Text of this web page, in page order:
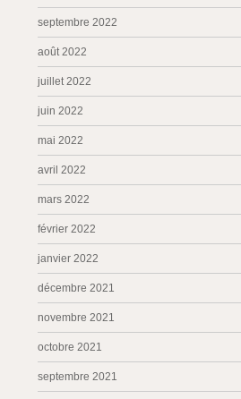
septembre 2022
août 2022
juillet 2022
juin 2022
mai 2022
avril 2022
mars 2022
février 2022
janvier 2022
décembre 2021
novembre 2021
octobre 2021
septembre 2021